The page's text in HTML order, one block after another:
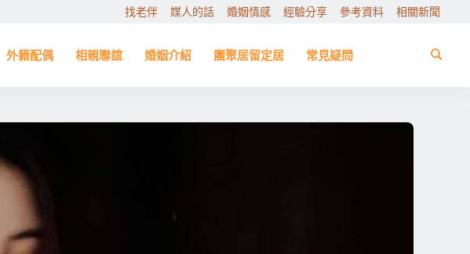
找老伴 媒人的話 婚姻情感 經驗分享 參考資料 相關新聞
外籍配偶 相親聯誼 婚姻介紹 團聚居留定居 常見疑問